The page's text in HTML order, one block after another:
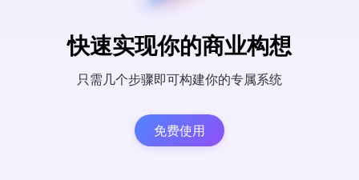
快速实现你的商业构想
只需几个步骤即可构建你的专属系统
免费使用